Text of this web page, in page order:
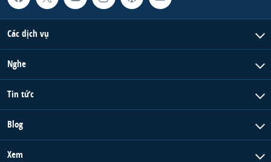
Các dịch vụ
Nghe
Tin tức
Blog
Xem